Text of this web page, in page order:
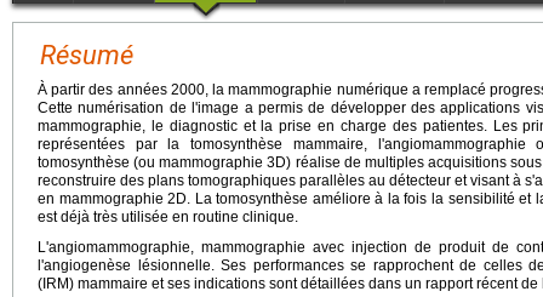
Résumé
À partir des années 2000, la mammographie numérique a remplacé
Cette numérisation de l'image a permis de développer des applications
mammographie, le diagnostic et la prise en charge des patientes. Les
représentées par la tomosynthèse mammaire,
tomosynthèse (ou mammographie 3D) réalise de multiples acquisitions
reconstruire des plans tomographiques parallèles au détecteur et visant à
en mammographie 2D. La tomosynthèse améliore à la fois la sensibilité et
est déjà très utilisée en routine clinique.
L'angiomammographie, mammographie avec injection de produit de
l'angiogenèse lésionnelle. Ses performances se rapprochent de celles
(IRM) mammaire et ses indications sont détaillées dans un rapport récent